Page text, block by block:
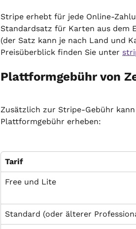
Stripe erhebt für jede Online-
Standardsatz für Karten aus dem
(der Satz kann je nach Land und
Preisüberblick finden Sie unter
Plattformgebühr von
Zusätzlich zur Stripe-Gebühr
Plattformgebühr erheben:
Tarif
Free und Lite
Standard (oder älterer